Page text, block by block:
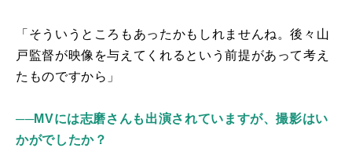
「そういうところもあったかもしれませんね。後々山
戸監督が映像を与えてくれるという前提があって考え
たものですから」
──MVには志磨さんも出演されていますが、撮影はい
かがでしたか？